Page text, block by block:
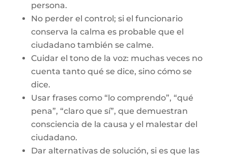
persona.
No perder el control; si el funcionario
conserva la calma es probable que el
ciudadano también se calme.
Cuidar el tono de la voz: muchas veces no
cuenta tanto qué se dice, sino cómo se
dice.
Usar frases como “lo comprendo”, “qué
pena”, “claro que sí”, que demuestran
consciencia de la causa y el malestar del
ciudadano.
Dar alternativas de solución, si es que las